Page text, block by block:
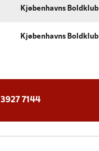
Kjøbenhavns Boldklub
Kjøbenhavns Boldklub
3927 7144